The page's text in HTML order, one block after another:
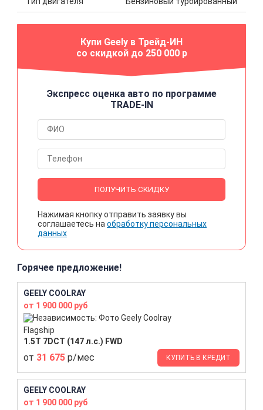
Купи Geely в Трейд-ИН
со скидкой до 250 000 р
Экспресс оценка авто по программе
TRADE-IN
ПОЛУЧИТЬ СКИДКУ
Нажимая кнопку отправить заявку вы
соглашаетесь на обработку персональных
данных
Горячее предложение!
GEELY COOLRAY
от 1 900 000 руб
Flagship
1.5T 7DCT (147 л.с.) FWD
от 31 675 р/мес КУПИТЬ В КРЕДИТ
GEELY COOLRAY
от 1 900 000 руб